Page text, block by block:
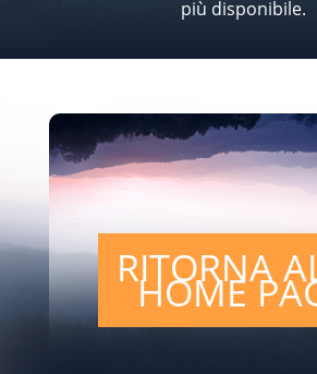
più disponibile.
RITORNA
HOME